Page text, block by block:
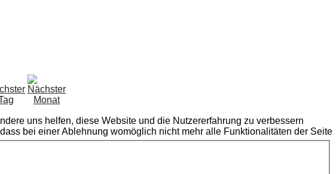
uns helfen, diese Website und die Nutzererfahrung zu verbessern
bei einer Ablehnung womöglich nicht mehr alle Funktionalitäten der Seite